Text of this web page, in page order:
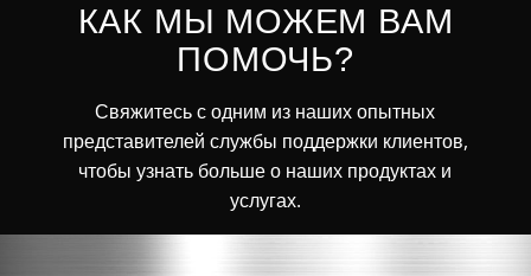
КАК МЫ МОЖЕМ ВАМ
ПОМОЧЬ?
Свяжитесь с одним из наших опытных
представителей службы поддержки клиентов,
чтобы узнать больше о наших продуктах и
услугах.